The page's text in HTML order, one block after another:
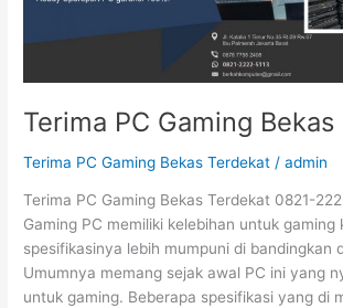
Terima PC Gaming
Terima PC Gaming Bekas Terdekat /admin
Terima PC Gaming Bekas Terdekat 0821-
Gaming PC memiliki kelebihan untuk gaming
spesifikasinya lebih mumpuni di bandingkan
Umumnya memang sejak awal PC ini yang
untuk gaming. Beberapa spesifikasi yang di